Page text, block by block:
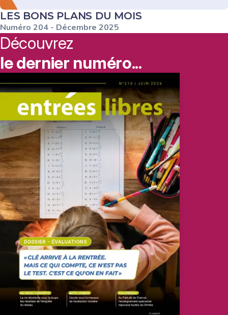
LES BONS PLANS DU MOIS
Numéro 204 - Décembre 2025
Découvrez
le dernier numéro...